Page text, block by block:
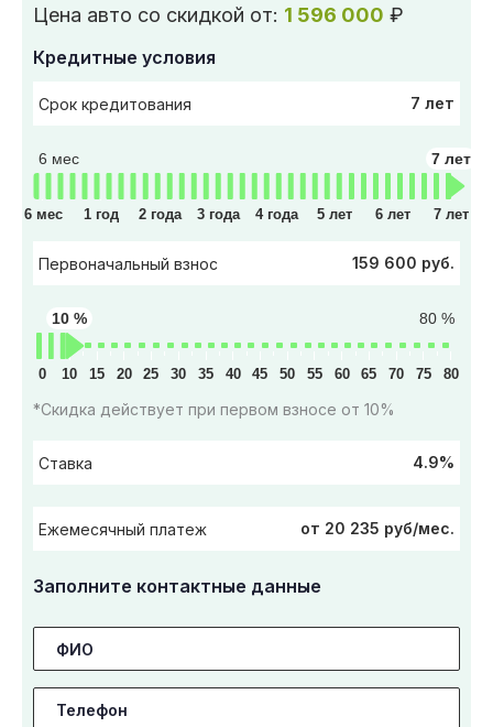
Цена авто со скидкой от: 1 596 000 ₽
Кредитные условия
Срок кредитования 7 лет
6 мес 7 лет
6 мес 1 год 2 года 3 года 4 года 5 лет 6 лет 7 лет
Первоначальный взнос 159 600 руб.
80 %
10 %
0 10 15 20 25 30 35 40 45 50 55 60 65 70 75 80
*Скидка действует при первом взносе от 10%
Ставка 4.9%
Ежемесячный платеж от 20 235 руб/мес.
Заполните контактные данные